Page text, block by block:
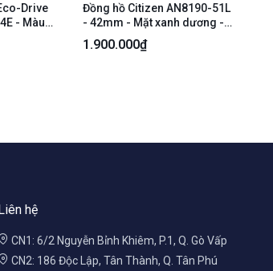
Drive
- Màu
- Xước
Đồng hồ Citizen AN8190-51L
- 42mm - Mặt xanh dương -
Ngoại hình 97% - Kính thay -
Body
1.900.000₫
hệ
CN1: 6/2 Nguyễn Bỉnh Khiêm, P.1, Q. Gò Vấp
CN2: 186 Độc Lập, Tân Thành, Q. Tân Phú